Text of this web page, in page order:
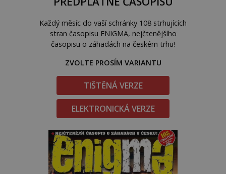
Každý měsíc do vaší schránky 108 strhujících
stran časopisu ENIGMA, nejčtenějšího
časopisu o záhadách na českém trhu!
ZVOLTE PROSÍM VARIANTU
TIŠTĚNÁ VERZE
ELEKTRONICKÁ VERZE